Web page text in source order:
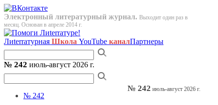
Электронный литературный журнал. Выходит один раз в
месяц. Основан в апреле 2014 г.
Лиterraтурная Школа YouTube каналПартнеры
№ 242 июль-август 2026 г.
№ 242
№ 242 июль-август 2026 г.